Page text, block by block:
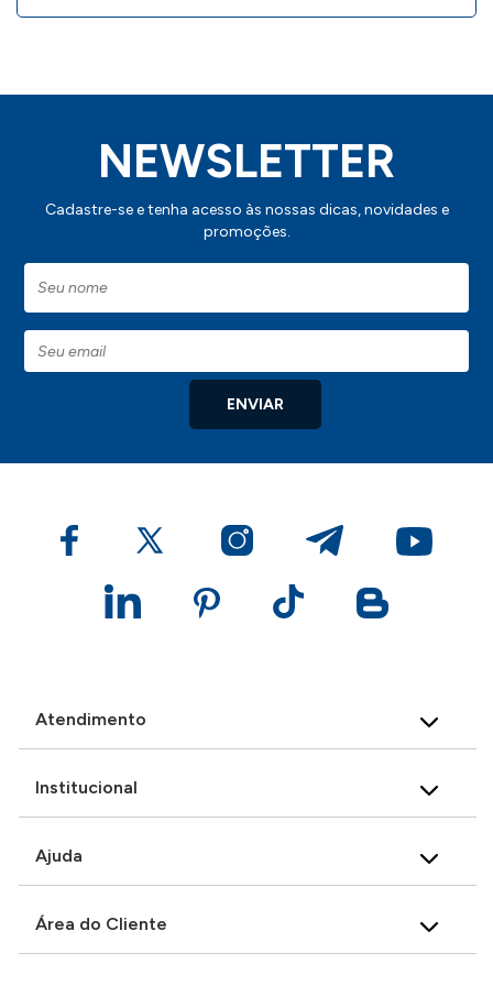
NEWSLETTER
Cadastre-se e tenha acesso às nossas dicas, novidades e
promoções.
ENVIAR
Atendimento
Institucional
Ajuda
Área do Cliente